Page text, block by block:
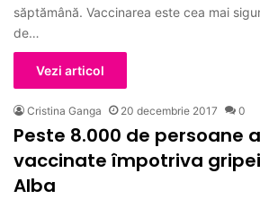
săptămână. Vaccinarea este cea mai
de…
Vezi articol
Cristina Ganga 20 decembrie 2017 0
Peste 8.000 de persoane
vaccinate împotriva
Alba